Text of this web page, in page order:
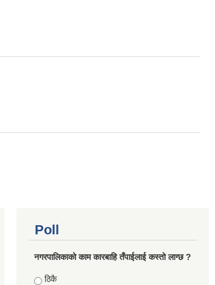
Poll
नगरपालिकाको काम कारबाहि तँपाईलाई कस्तो लाग्छ ?
Choices
ठिकै